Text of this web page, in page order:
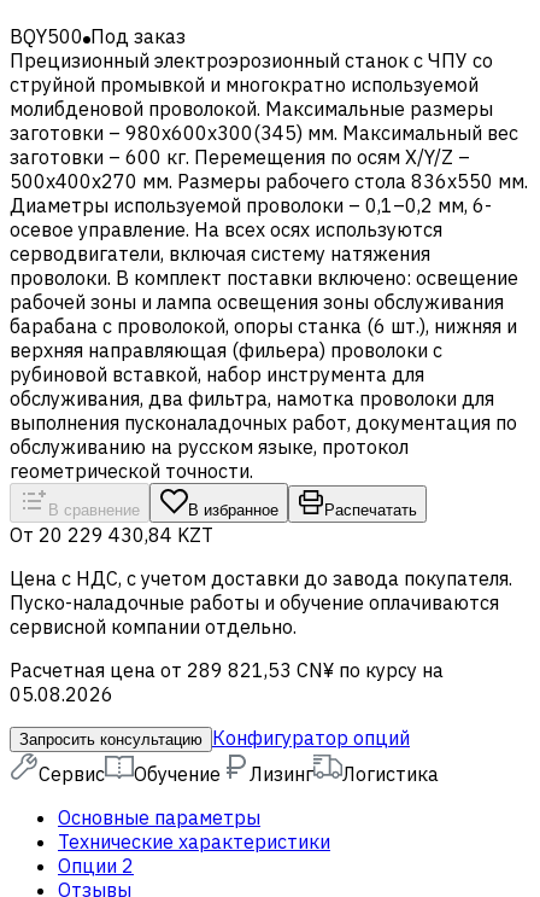
BQY500 Под заказ
Прецизионный электроэрозионный станок с ЧПУ cо
струйной промывкой и многократно используемой
молибденовой проволокой. Максимальные размеры
заготовки – 980x600х300(345) мм. Максимальный вес
заготовки – 600 кг. Перемещения по осям X/Y/Z –
500x400х270 мм. Размеры рабочего стола 836х550 мм.
Диаметры используемой проволоки – 0,1–0,2 мм, 6-
осевое управление. На всех осях используются
серводвигатели, включая систему натяжения
проволоки. В комплект поставки включено: освещение
рабочей зоны и лампа освещения зоны обслуживания
барабана с проволокой, опоры станка (6 шт.), нижняя и
верхняя направляющая (фильера) проволоки с
рубиновой вставкой, набор инструмента для
обслуживания, два фильтра, намотка проволоки для
выполнения пусконаладочных работ, документация по
обслуживанию на русском языке, протокол
геометрической точности.
В сравнение В избранное Распечатать
От 20 229 430,84 KZT
Цена c НДС, с учетом доставки до завода покупателя.
Пуско-наладочные работы и обучение оплачиваются
сервисной компании отдельно.
Расчетная цена от 289 821,53 CN¥ по курсу на
05.08.2026
Запросить консультацию Конфигуратор опций
Сервис
Обучение Лизинг
Логистика
Основные параметры
Технические характеристики
Опции 2
Отзывы